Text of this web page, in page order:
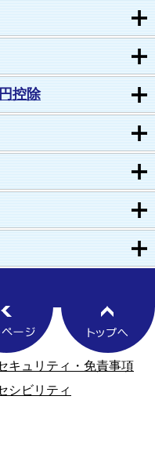
控除
キュリティ・免責事項
シビリティ